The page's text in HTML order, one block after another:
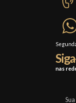
Trocas e Devoluções
Formas de
nas